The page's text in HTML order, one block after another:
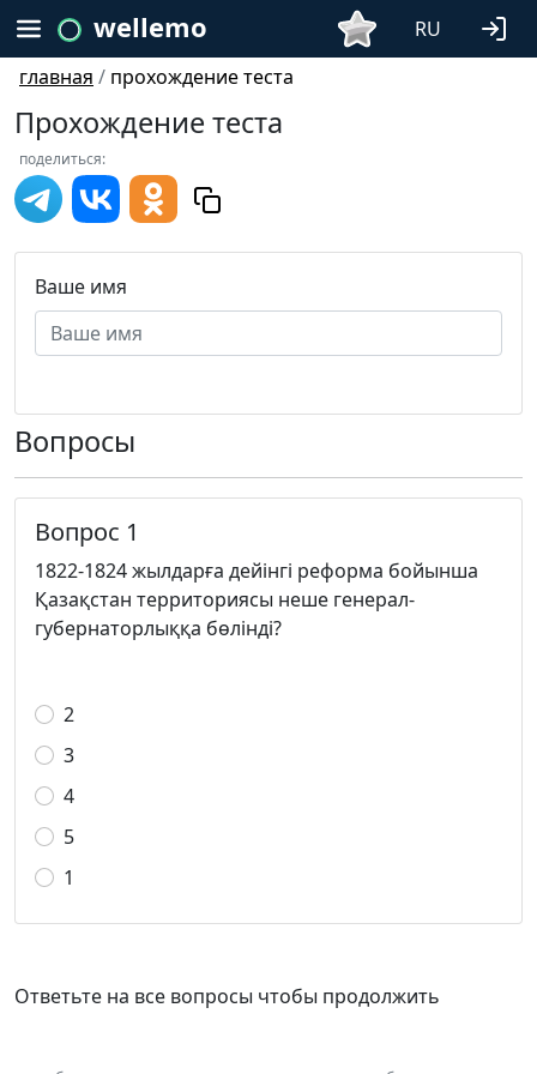
wellemo
RU
главная / прохождение теста
Прохождение теста
поделиться:
Ваше имя
Вопросы
Вопрос 1
1822-1824 жылдарға дейінгі реформа бойынша
Қазақстан территориясы неше генерал-
губернаторлыққа бөлінді?
2
3
4
5
1
Ответьте на все вопросы чтобы продолжить